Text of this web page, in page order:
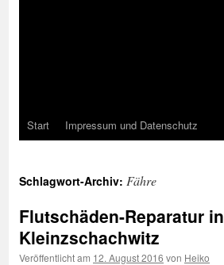
Start Impressum und Datenschutz
Schlagwort-Archiv: Fähre
Flutschäden-Reparatur in
Kleinzschachwitz
Veröffentlicht am 12. August 2016 von Heiko